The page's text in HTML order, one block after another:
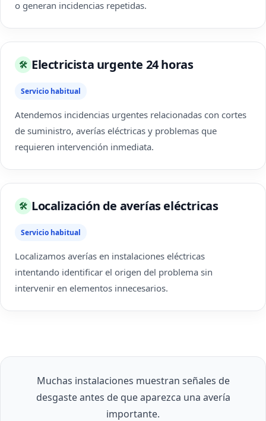
o generan incidencias repetidas.
🛠 Electricista urgente 24 horas
Servicio habitual
Atendemos incidencias urgentes relacionadas con cortes
de suministro, averías eléctricas y problemas que
requieren intervención inmediata.
🛠 Localización de averías eléctricas
Servicio habitual
Localizamos averías en instalaciones eléctricas
intentando identificar el origen del problema sin
intervenir en elementos innecesarios.
Muchas instalaciones muestran señales de
desgaste antes de que aparezca una avería
importante.